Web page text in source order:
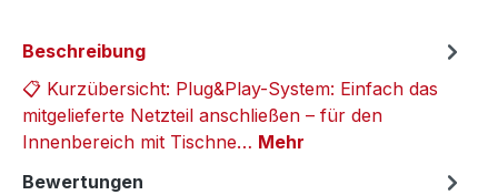
Beschreibung
📋 Kurzübersicht: Plug&Play-System: Einfach das
mitgelieferte Netzteil anschließen – für den
Innenbereich mit Tischne… Mehr
Bewertungen